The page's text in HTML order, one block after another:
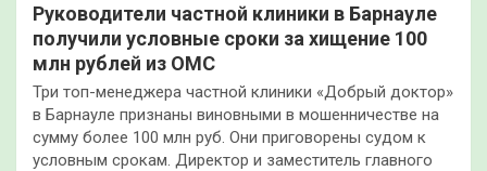
Руководители частной клиники в Барнауле
получили условные сроки за хищение 100
млн рублей из ОМС
Три топ-менеджера частной клиники «Добрый доктор»
в Барнауле признаны виновными в мошенничестве на
сумму более 100 млн руб. Они приговорены судом к
условным срокам. Директор и заместитель главного